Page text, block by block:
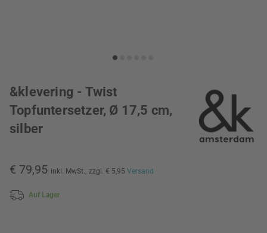
&klevering - Twist
Topfuntersetzer, Ø 17,5 cm,
silber
€ 79,95 inkl. MwSt., zzgl. € 5,95 Versand
Auf Lager